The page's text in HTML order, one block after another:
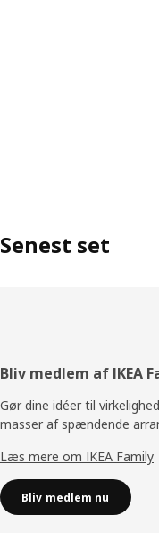
Senest set
Footer
Bliv medlem af IKEA
Gør dine idéer til
masser af spændende
Læs mere om IKEA Family
Bliv medlem nu